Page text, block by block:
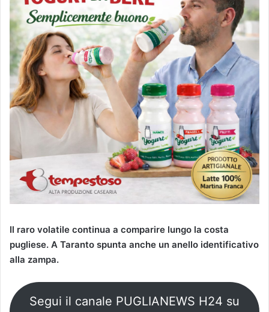
Il raro volatile continua a comparire lungo la costa
pugliese. A Taranto spunta anche un anello identificativo
alla zampa.
Segui il canale PUGLIANEWS H24 su